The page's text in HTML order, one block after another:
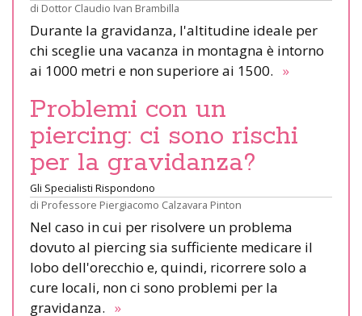
di Dottor Claudio Ivan Brambilla
Durante la gravidanza, l'altitudine ideale per
chi sceglie una vacanza in montagna è intorno
ai 1000 metri e non superiore ai 1500. »
Problemi con un
piercing: ci sono rischi
per la gravidanza?
Gli Specialisti Rispondono
di Professore Piergiacomo Calzavara Pinton
Nel caso in cui per risolvere un problema
dovuto al piercing sia sufficiente medicare il
lobo dell'orecchio e, quindi, ricorrere solo a
cure locali, non ci sono problemi per la
gravidanza. »